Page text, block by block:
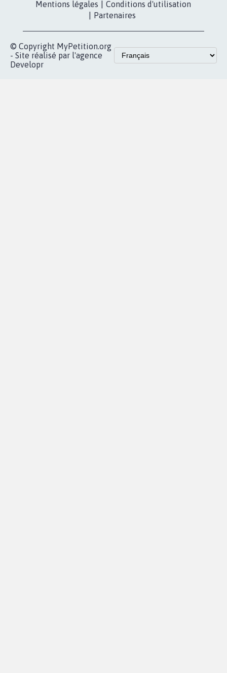
Mentions légales
Conditions d'utilisation
Partenaires
© Copyright MyPetition.org
- Site réalisé par l'agence
Developr